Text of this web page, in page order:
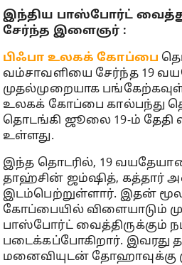
இந்திய பாஸ்போர்ட்
சேர்ந்த இளைஞர் :
பிஃபா உலகக் கோப்பை
வம்சாவளியை சேர்ந்த 19
முதல்முறையாக
உலகக் கோப்பை கால்பந்து
தொடங்கி ஜூலை 19-ம்
உள்ளது.
இந்த தொடரில், 19
தாஹ்சின் ஜம்ஷித், கத்தார்
இடம்பெற்றுள்ளார். இதன்
கோப்பையில் விளையாடும்
பாஸ்போர்ட் வைத்திருக்கும்
படைக்கப்போகிறார். இவரது
மனைவியுடன் தோஹாவுக்கு